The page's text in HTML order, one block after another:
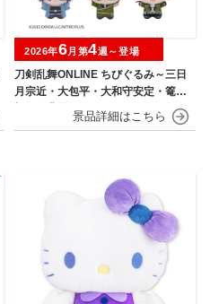
刀剣乱舞ONLINE ちびぐるみ～三日
月宗近・大包平・大和守安定・篭手
切江・豊前江～
2026年6月第4週～登場